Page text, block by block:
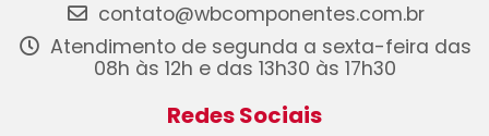
contato@wbcomponentes.com.br
Atendimento de segunda a sexta-feira das
08h às 12h e das 13h30 às 17h30
Redes Sociais